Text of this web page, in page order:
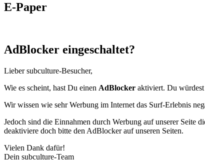
E-Paper
AdBlocker eingeschaltet?
Lieber subculture-Besucher,
Wie es scheint, hast Du einen AdBlocker aktiviert. Du würdest
Wir wissen wie sehr Werbung im Internet das Surf-Erlebnis
Jedoch sind die Einnahmen durch Werbung auf unserer Seite
deaktiviere doch bitte den AdBlocker auf unseren Seiten.
Vielen Dank dafür!
Dein subculture-Team